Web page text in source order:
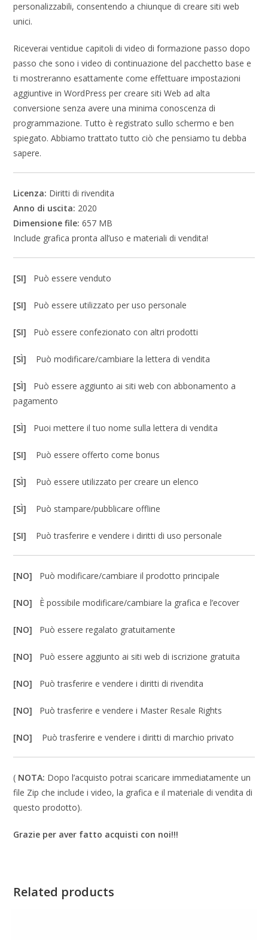
personalizzabili, consentendo a chiunque di creare siti web
unici.
Riceverai ventidue capitoli di video di formazione passo dopo
passo che sono i video di continuazione del pacchetto base e
ti mostreranno esattamente come effettuare impostazioni
aggiuntive in WordPress per creare siti Web ad alta
conversione senza avere una minima conoscenza di
programmazione. Tutto è registrato sullo schermo e ben
spiegato. Abbiamo trattato tutto ciò che pensiamo tu debba
sapere.
Licenza: Diritti di rivendita
Anno di uscita: 2020
Dimensione file: 657 MB
Include grafica pronta all’uso e materiali di vendita!
[SI] Può essere venduto
[SI] Può essere utilizzato per uso personale
[SI] Può essere confezionato con altri prodotti
[SÌ] Può modificare/cambiare la lettera di vendita
[SÌ] Può essere aggiunto ai siti web con abbonamento a
pagamento
[SÌ] Puoi mettere il tuo nome sulla lettera di vendita
[SI] Può essere offerto come bonus
[SÌ] Può essere utilizzato per creare un elenco
[SÌ] Può stampare/pubblicare offline
[SI] Può trasferire e vendere i diritti di uso personale
[NO] Può modificare/cambiare il prodotto principale
[NO] È possibile modificare/cambiare la grafica e l’ecover
[NO] Può essere regalato gratuitamente
[NO] Può essere aggiunto ai siti web di iscrizione gratuita
[NO] Può trasferire e vendere i diritti di rivendita
[NO] Può trasferire e vendere i Master Resale Rights
[NO] Può trasferire e vendere i diritti di marchio privato
( NOTA: Dopo l’acquisto potrai scaricare immediatamente un
file Zip che include i video, la grafica e il materiale di vendita di
questo prodotto).
Grazie per aver fatto acquisti con noi!!!
Related products